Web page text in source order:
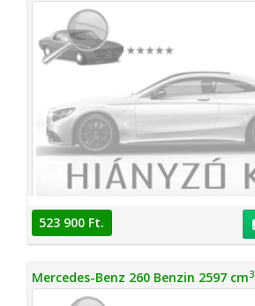
523 900 Ft.
Mercedes-Benz 260 Benzin 2597 cm3